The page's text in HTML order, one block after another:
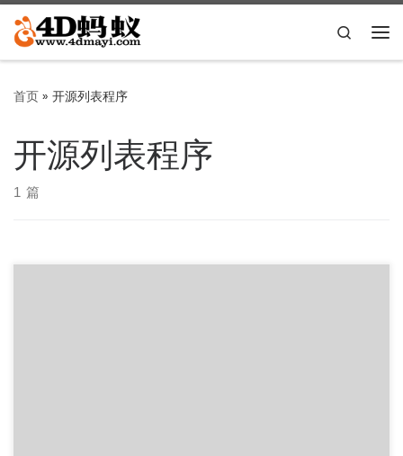
Skip to content
Search
首页» 开源列表程序
开源列表程序
1 篇